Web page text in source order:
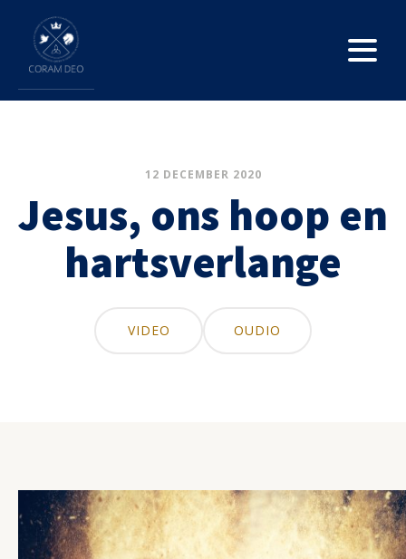
12 DECEMBER 2020
Jesus, ons hoop en
hartsverlange
VIDEO OUDIO